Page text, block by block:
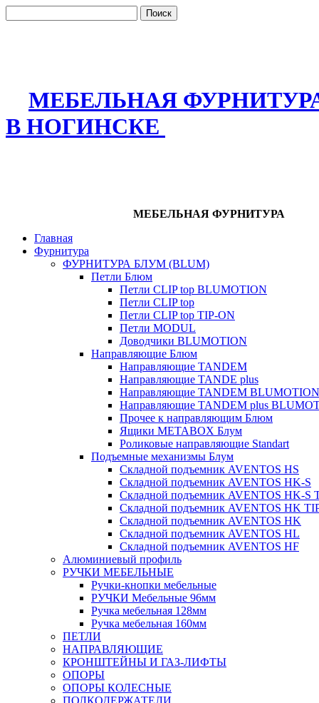
МЕБЕЛЬНАЯ
В НОГИНСКЕ
МЕБЕЛЬНАЯ ФУРНИТУРА
Главная
Фурнитура
ФУРНИТУРА БЛУМ (BLUM)
Петли Блюм
Петли CLIP top BLUMOTION
Петли CLIP top
Петли CLIP top TIP-ON
Петли MODUL
Доводчики BLUMOTION
Направляющие Блюм
Направляющие TANDEM
Направляющие TANDE plus
Направляющие TANDEM BLUMOTION
Направляющие TANDEM plus
Прочее к направляющим Блюм
Ящики METABOX Блум
Роликовые направляющие Standart
Подъемные механизмы Блум
Складной подъемник AVENTOS HS
Складной подъемник AVENTOS HK-S
Складной подъемник AVENTOS HK-S
Складной подъемник AVENTOS HK
Складной подъемник AVENTOS HK
Складной подъемник AVENTOS HL
Складной подъемник AVENTOS HF
Алюминиевый профиль
РУЧКИ МЕБЕЛЬНЫЕ
Ручки-кнопки мебельные
РУЧКИ Мебельные 96мм
Ручка мебельная 128мм
Ручка мебельная 160мм
ПЕТЛИ
НАПРАВЛЯЮЩИЕ
КРОНШТЕЙНЫ И ГАЗ-ЛИФТЫ
ОПОРЫ
ОПОРЫ КОЛЕСНЫЕ
ПОЛКОДЕРЖАТЕЛИ